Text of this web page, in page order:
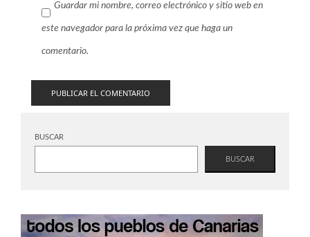
Guardar mi nombre, correo electrónico y sitio web en
este navegador para la próxima vez que haga un
comentario.
BUSCAR
BUSCAR